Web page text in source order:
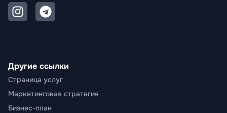
Другие ссылки
Страница услуг
Маркетинговая стратегия
Бизнес-план